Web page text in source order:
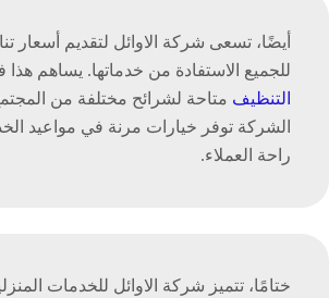
أيضًا، تسعى شركة الاوائل لتقديم أسعار
للجميع الاستفادة من خدماتها. يساهم
التنظيف متاحة لشرائح مختلفة من
الشركة توفر خيارات مرنة في مواعيد
راحة العملاء.
ختامًا، تتميز شركة الاوائل للخدمات